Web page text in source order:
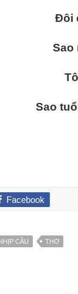
Đôi
Sao
Sao
Facebook
CẦU THƠ